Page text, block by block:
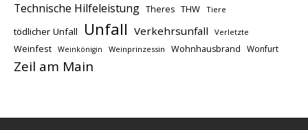
Technische Hilfeleistung Theres THW Tiere
tödlicher Unfall Unfall Verkehrsunfall Verletzte
Weinfest Weinkönigin Weinprinzessin Wohnhausbrand Wonfurt
Zeil am Main